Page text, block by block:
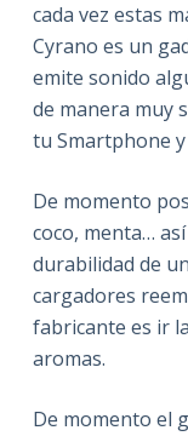
cada vez estas
Cyrano es un
emite sonido
de manera muy
tu Smartphone
De momento
coco, menta…
durabilidad de
cargadores
fabricante es ir
aromas.
De momento el